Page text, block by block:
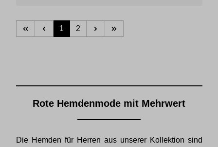
1 2
Rote Hemdenmode mit Mehrwert
Die Hemden für Herren aus unserer Kollektion sind